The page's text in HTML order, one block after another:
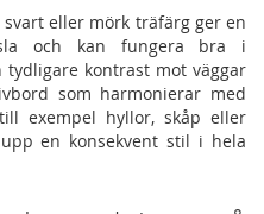
eller mörk träfärg ger en
och kan fungera bra i
kontrast mot väggar
som harmonierar med
exempel hyllor, skåp eller
en konsekvent stil i hela